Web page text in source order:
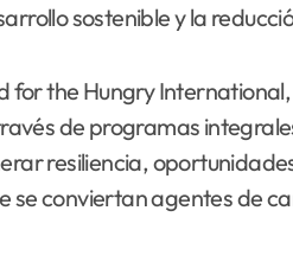
sostenible y la
for the Hungry
de programas
resiliencia,
conviertan agentes de